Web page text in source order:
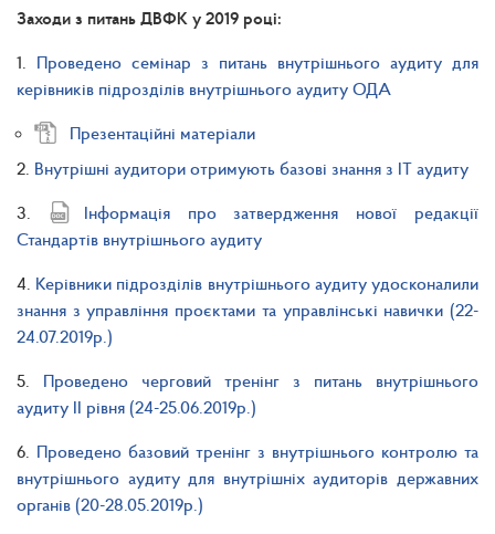
Заходи з питань ДВФК у 2019 році:
1. Проведено семінар з питань внутрішнього аудиту для
керівників підрозділів внутрішнього аудиту ОДА
Презентаційні матеріали
2. Внутрішні аудитори отримують базові знання з ІТ аудиту
3.
Інформація про затвердження нової редакції
Стандартів внутрішнього аудиту
4. Керівники підрозділів внутрішнього аудиту удосконалили
знання з управління проєктами та управлінські навички (22-
24.07.2019р.)
5. Проведено черговий тренінг з питань внутрішнього
аудиту II рівня (24-25.06.2019р.)
6. Проведено базовий тренінг з внутрішнього контролю та
внутрішнього аудиту для внутрішніх аудиторів державних
органів (20-28.05.2019р.)